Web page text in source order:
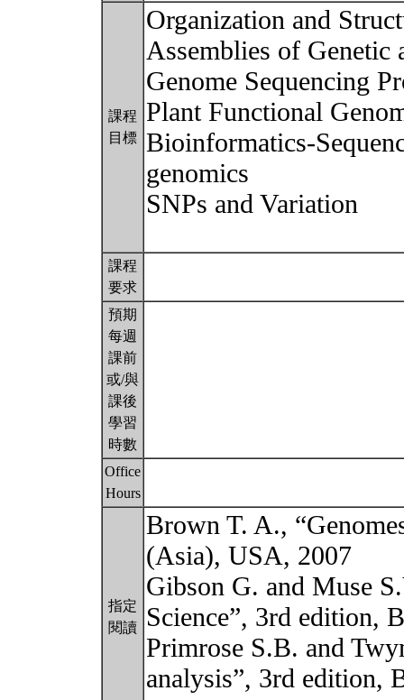
課程
目標
Organization and
Assemblies of Genetic
Genome Sequencing
Plant Functional
Bioinformatics-
genomics
SNPs and Variation
課程
要求
預期
每週
課前
或/與
課後
學習
時數
Office
Hours
指定
閱讀
Brown T. A.,
(Asia), USA, 2007
Gibson G. and Muse
Science”, 3rd edition,
Primrose S.B. and
analysis”, 3rd edition,